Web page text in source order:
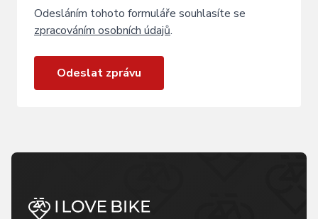
Odesláním tohoto formuláře souhlasíte se
zpracováním osobních údajů.
Odeslat zprávu